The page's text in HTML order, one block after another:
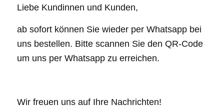
Liebe Kundinnen und Kunden,
ab sofort können Sie wieder per Whatsapp bei
uns bestellen. Bitte scannen Sie den QR-Code
um uns per Whatsapp zu erreichen.
Wir freuen uns auf Ihre Nachrichten!